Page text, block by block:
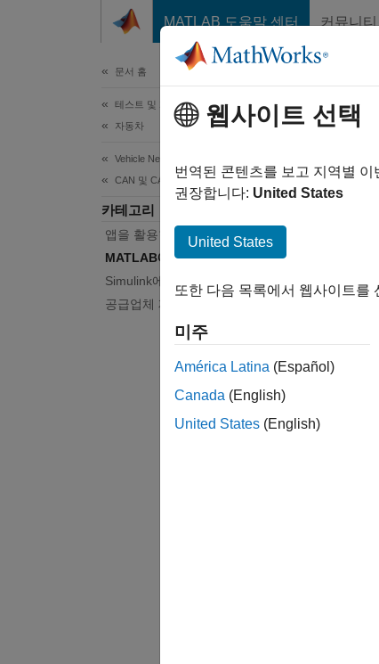
MATLAB 도움말 센터 커뮤니티
문서 홈
테스트 및 계측(T&M)
자동차
Vehicle Network Toolbox
CAN 및 CAN FD 통신
카테고리
앱을 활용한 통신과 시각화
MATLAB에서의 통신
Simulink에서의 통신
공급업체 제한 사항
이
하
수
네
모
웹사이트 선택
번역된 콘텐츠를 보고 지역별
권장합니다: United States
United States
또한 다음 목록에서 웹사이트를
미주
América Latina (Español)
Canada (English)
United States (English)